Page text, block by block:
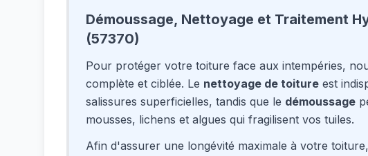
Démoussage, Nettoyage et Traitement
(57370)
Pour protéger votre toiture face aux intempéries,
complète et ciblée. Le nettoyage de toiture est
salissures superficielles, tandis que le démoussage
mousses, lichens et algues qui fragilisent vos tuiles.
Afin d'assurer une longévité maximale à votre